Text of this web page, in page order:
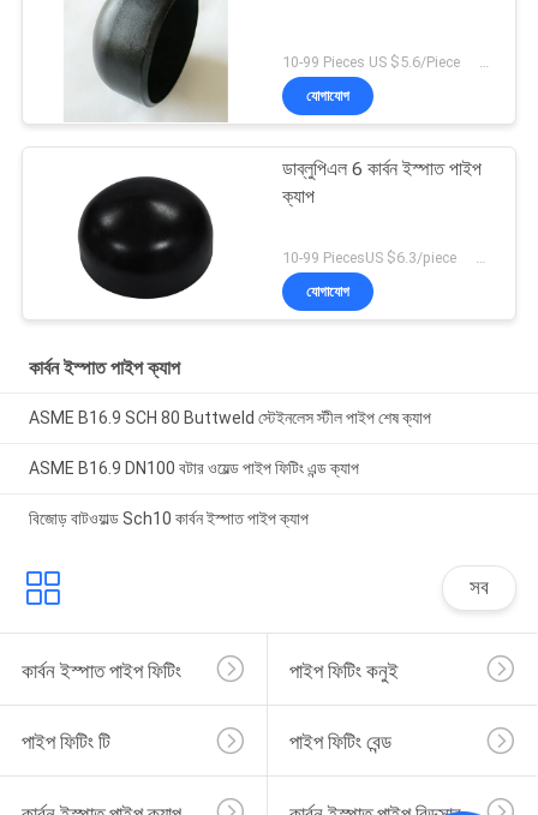
যোগাযোগ
ডাব্লুপিএল 6 কার্বন ইস্পাত পাইপ
ক্যাপ
যোগাযোগ
কার্বন ইস্পাত পাইপ ক্যাপ
ASME B16.9 SCH 80 Buttweld স্টেইনলেস স্টীল পাইপ শেষ ক্যাপ
ASME B16.9 DN100 বটার ওয়েল্ড পাইপ ফিটিং এন্ড ক্যাপ
বিজোড় বাটওয়াল্ড Sch10 কার্বন ইস্পাত পাইপ ক্যাপ
সব
কার্বন ইস্পাত পাইপ ফিটিং পাইপ ফিটিং কনুই
পাইপ ফিটিং টি পাইপ ফিটিং বেন্ড